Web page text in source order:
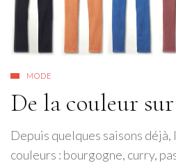
MODE
De la couleur
Depuis quelques saisons déjà,
couleurs : bourgogne, curry,